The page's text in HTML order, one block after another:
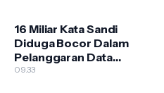
16 Miliar Kata Sandi
Diduga Bocor Dalam
Pelanggaran Data
Besar-Besaran, Para Ahli
09.33